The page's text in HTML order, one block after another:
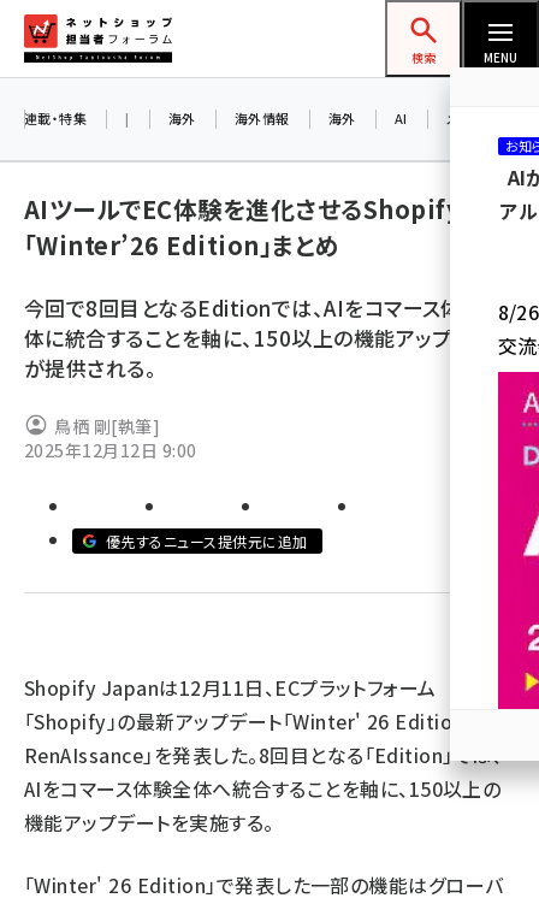
ン
ネットショップ担当者フォーラム
検索 MENU
yahoo (1900)
楽天 (1871)
アスクル (1119)
ビィ・フォアード (773)
連載・特集 | 海外 海外情報 海外 AI メタバース
AIツールでEC体験を進化させるShopifyの
「Winter’26 Edition」まとめ
今回で8回目となるEditionでは、AIをコマース体験全
体に統合することを軸に、150以上の機能アップデート
が提供される。
鳥栖 剛[執筆]
2025年12月12日 9:00
優先するニュース提供元に追加
Shopify Japanは12月11日、ECプラットフォーム
「Shopify」の最新アップデート「Winter' 26 Edition ―
RenAIssance」を発表した。8回目となる「Edition」では、
AIをコマース体験全体へ統合することを軸に、150以上の
機能アップデートを実施する。
「Winter' 26 Edition」で発表した一部の機能はグローバ
お知
AI
ア
8/26
交
参